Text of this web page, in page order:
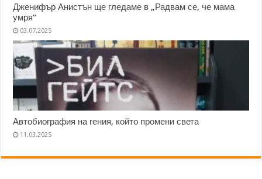
Дженифър Анистън ще гледаме в „Радвам се, че мама
умря“
03.07.2025
Автобиография на гения, който промени света
11.03.2025